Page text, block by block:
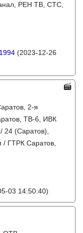
РЕН ТВ, СТС,
(2023-12-26
2-я
ТВ-6, ИВК
(Саратов),
ГТРК Саратов,
03 14:50:40)